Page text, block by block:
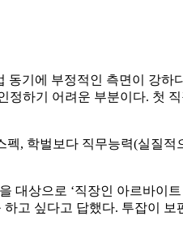
기에 부정적인 측면이 강
하기 어려운 부분이다. 첫
, 학벌보다 직무능력(실질
상으로 ‘직장인 아르바이
고 싶다고 답했다. 투잡이 보